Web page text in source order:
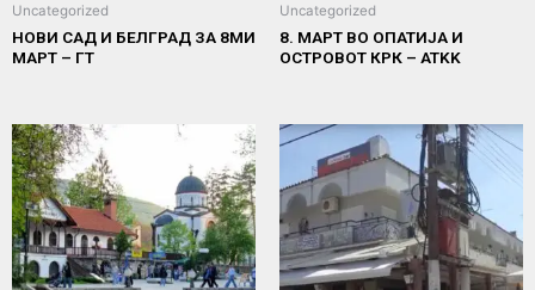
Uncategorized
НОВИ САД И БЕЛГРАД ЗА 8МИ
МАРТ – ГТ
Uncategorized
8. МАРТ ВО ОПАТИЈА И
ОСТРОВОТ КРК – ATKK